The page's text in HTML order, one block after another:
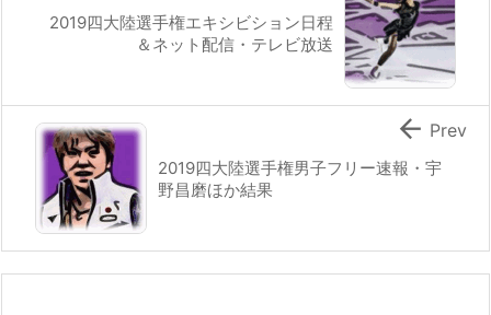
2019四大陸選手権エキシビション日程
＆ネット配信・テレビ放送
2019四大陸選手権男子フリー速報・宇
野昌磨ほか結果
 Prev